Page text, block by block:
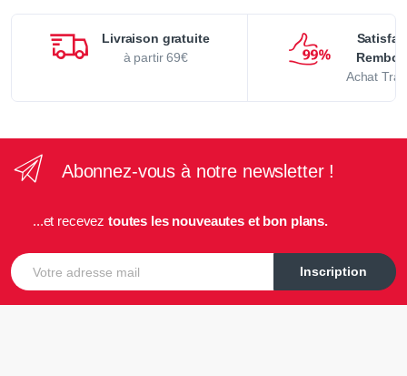
Livraison gratuite
à partir 69€
Achat
Abonnez-vous à notre newsletter !
...et recevez toutes les nouveautes et bon plans.
E-mail
Inscription